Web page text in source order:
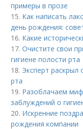
примеры в прозе
15. Как написать
день рождения:
16. Какие
17.Очистите свои
гигиене полости рта
18. Эксперт раскрыл
рта
19. Разоблачаем
заблуждений о
20. Искренние
рождения компании